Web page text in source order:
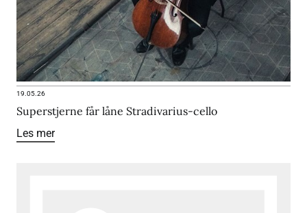
19.05.26
Superstjerne får låne Stradivarius-cello
Les mer